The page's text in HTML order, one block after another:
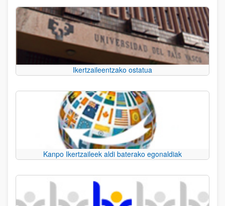
Ikertzaileentzako ostatua
Kanpo Ikertzaileek aldi baterako egonaldiak